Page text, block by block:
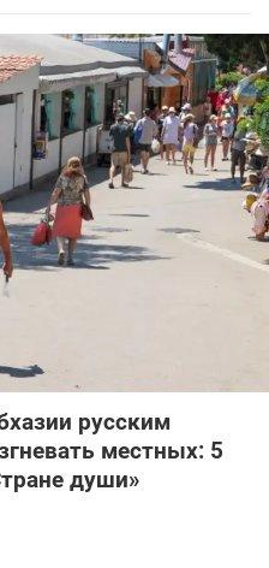
русским
местных: 5
души»